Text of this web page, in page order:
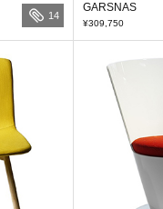
14
GARSNAS
¥309,750